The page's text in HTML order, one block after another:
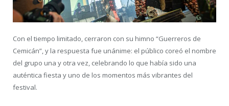
Con el tiempo limitado, cerraron con su himno “Guerreros de
Cemicán”, y la respuesta fue unánime: el público coreó el nombre
del grupo una y otra vez, celebrando lo que había sido una
auténtica fiesta y uno de los momentos más vibrantes del
festival.